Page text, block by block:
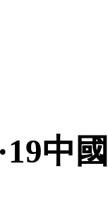
中